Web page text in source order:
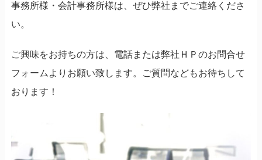
事務所様・会計事務所様は、ぜひ弊社までご連絡くださ
い。
ご興味をお持ちの方は、電話または弊社ＨＰのお問合せ
フォームよりお願い致します。ご質問などもお待ちして
おります！